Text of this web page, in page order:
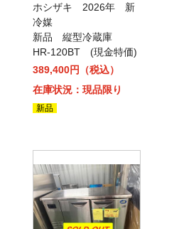
ホシザキ 2026年 新
冷媒
新品 縦型冷蔵庫
HR-120BT (現金特価)
389,400円（税込）
在庫状況：現品限り
新品